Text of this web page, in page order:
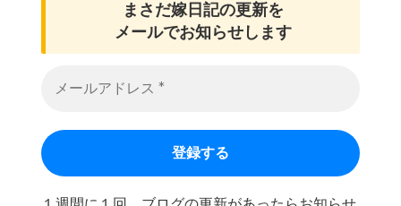
まさだ嫁日記の更新を
メールでお知らせします